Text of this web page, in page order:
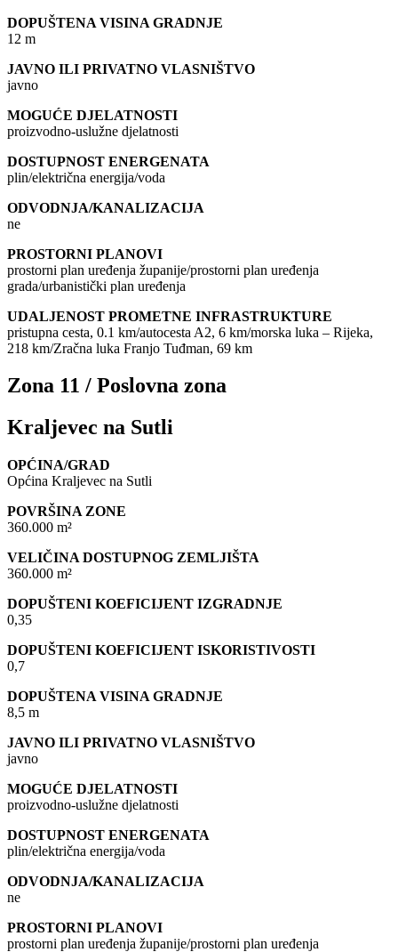
DOPUŠTENA VISINA GRADNJE
12 m
JAVNO ILI PRIVATNO VLASNIŠTVO
javno
MOGUĆE DJELATNOSTI
proizvodno-uslužne djelatnosti
DOSTUPNOST ENERGENATA
plin/električna energija/voda
ODVODNJA/KANALIZACIJA
ne
PROSTORNI PLANOVI
prostorni plan uređenja županije/prostorni plan uređenja
grada/urbanistički plan uređenja
UDALJENOST PROMETNE INFRASTRUKTURE
pristupna cesta, 0.1 km/autocesta A2, 6 km/morska luka – Rijeka,
218 km/Zračna luka Franjo Tuđman, 69 km
Zona 11 / Poslovna zona
Kraljevec na Sutli
OPĆINA/GRAD
Općina Kraljevec na Sutli
POVRŠINA ZONE
360.000 m²
VELIČINA DOSTUPNOG ZEMLJIŠTA
360.000 m²
DOPUŠTENI KOEFICIJENT IZGRADNJE
0,35
DOPUŠTENI KOEFICIJENT ISKORISTIVOSTI
0,7
DOPUŠTENA VISINA GRADNJE
8,5 m
JAVNO ILI PRIVATNO VLASNIŠTVO
javno
MOGUĆE DJELATNOSTI
proizvodno-uslužne djelatnosti
DOSTUPNOST ENERGENATA
plin/električna energija/voda
ODVODNJA/KANALIZACIJA
ne
PROSTORNI PLANOVI
prostorni plan uređenja županije/prostorni plan uređenja